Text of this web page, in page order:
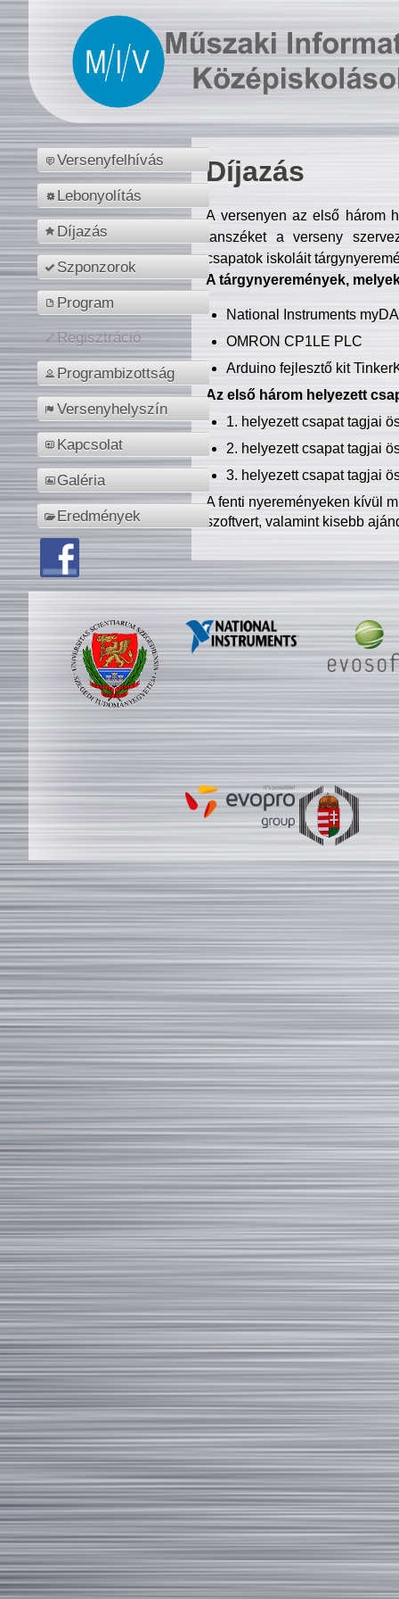
Versenyfelhívás
Lebonyolítás
Díjazás
Szponzorok
Program
Regisztráció
Programbizottság
Versenyhelyszín
Kapcsolat
Galéria
Eredmények
Díjazás
A versenyen az első három
tanszéket a verseny
csapatok iskoláit
A tárgynyeremények,
National Instruments
OMRON CP1LE PLC
Arduino fejlesztő kit
Az első három helyezett
1. helyezett csapat tagjai
2. helyezett csapat tagjai
3. helyezett csapat tagjai
A fenti nyereményeken kívül
szoftvert, valamint kisebb